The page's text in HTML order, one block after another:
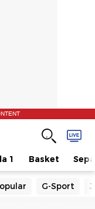
1 Basket
G-Sport